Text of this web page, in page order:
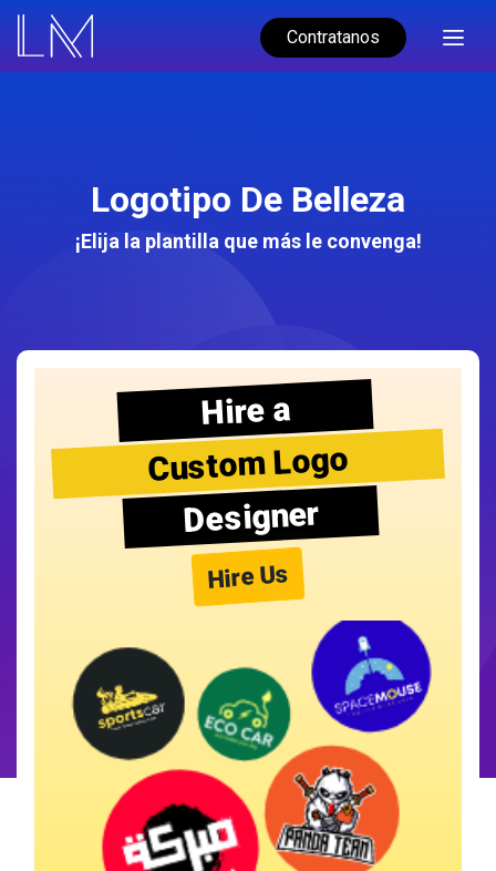
Contratanos
Logotipo De Belleza
¡Elija la plantilla que más le convenga!
Hire a
Custom Logo
Designer
Hire Us